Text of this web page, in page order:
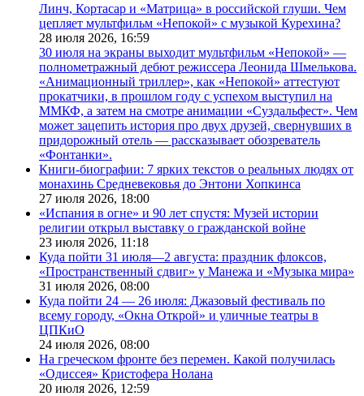
Линч, Кортасар и «Матрица» в российской глуши. Чем
цепляет мультфильм «Непокой» с музыкой Курехина?
28 июля 2026, 16:59
30 июля на экраны выходит мультфильм «Непокой» —
полнометражный дебют режиссера Леонида Шмелькова.
«Анимационный триллер», как «Непокой» аттестуют
прокатчики, в прошлом году с успехом выступил на
ММКФ, а затем на смотре анимации «Суздальфест». Чем
может зацепить история про двух друзей, свернувших в
придорожный отель — рассказывает обозреватель
«Фонтанки».
Книги-биографии: 7 ярких текстов о реальных людях от
монахинь Средневековья до Энтони Хопкинса
27 июля 2026, 18:00
«Испания в огне» и 90 лет спустя: Музей истории
религии открыл выставку о гражданской войне
23 июля 2026, 11:18
Куда пойти 31 июля—2 августа: праздник флоксов,
«Пространственный сдвиг» у Манежа и «Музыка мира»
31 июля 2026, 08:00
Куда пойти 24 — 26 июля: Джазовый фестиваль по
всему городу, «Окна Открой» и уличные театры в
ЦПКиО
24 июля 2026, 08:00
На греческом фронте без перемен. Какой получилась
«Одиссея» Кристофера Нолана
20 июля 2026, 12:59